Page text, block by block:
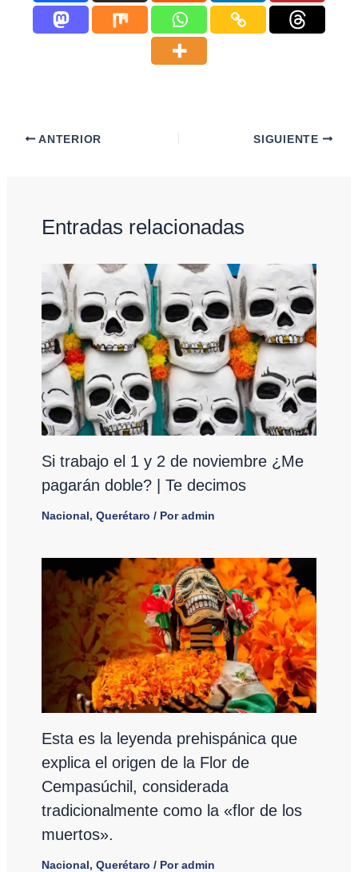
ANTERIOR SIGUIENTE
Entradas relacionadas
Si trabajo el 1 y 2 de noviembre ¿Me
pagarán doble? | Te decimos
Nacional, Querétaro / Poradmin
Esta es la leyenda prehispánica que
explica el origen de la Flor de
Cempasúchil, considerada
tradicionalmente como la «flor de los
muertos».
Nacional, Querétaro / Poradmin